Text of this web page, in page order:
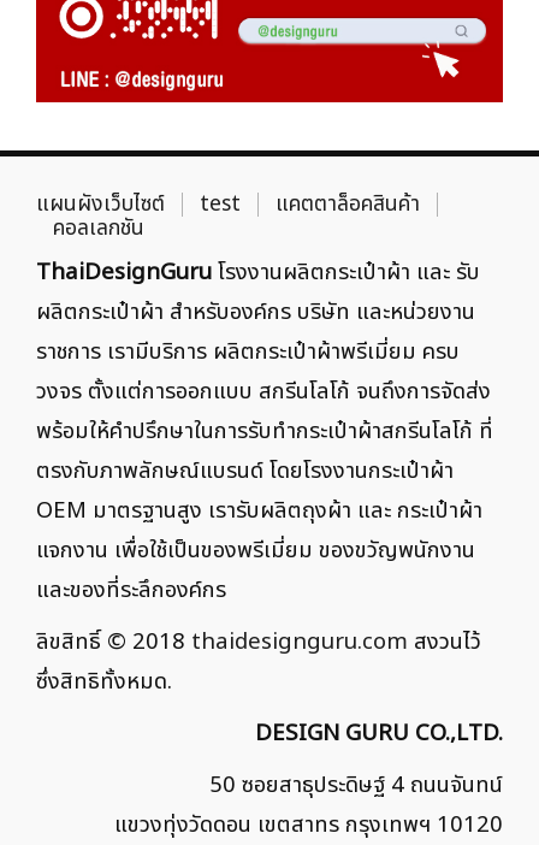
แผนผังเว็บไซต์ test แคตตาล็อคสินค้า
คอลเลกชัน
ThaiDesignGuruโรงงานผลิตกระเป๋าผ้า และ รับ
ผลิตกระเป๋าผ้า สำหรับองค์กร บริษัท และหน่วยงาน
ราชการ เรามีบริการ ผลิตกระเป๋าผ้าพรีเมี่ยม ครบ
วงจร ตั้งแต่การออกแบบ สกรีนโลโก้ จนถึงการจัดส่ง
พร้อมให้คำปรึกษาในการรับทำกระเป๋าผ้าสกรีนโลโก้ ที่
ตรงกับภาพลักษณ์แบรนด์ โดยโรงงานกระเป๋าผ้า
OEM มาตรฐานสูง เรารับผลิตถุงผ้า และ กระเป๋าผ้า
แจกงาน เพื่อใช้เป็นของพรีเมี่ยม ของขวัญพนักงาน
และของที่ระลึกองค์กร
ลิขสิทธิ์ © 2018 thaidesignguru.com สงวนไว้
ซึ่งสิทธิทั้งหมด.
DESIGN GURU CO.,LTD.
50 ซอยสาธุประดิษฐ์ 4 ถนนจันทน์
แขวงทุ่งวัดดอน เขตสาทร กรุงเทพฯ 10120